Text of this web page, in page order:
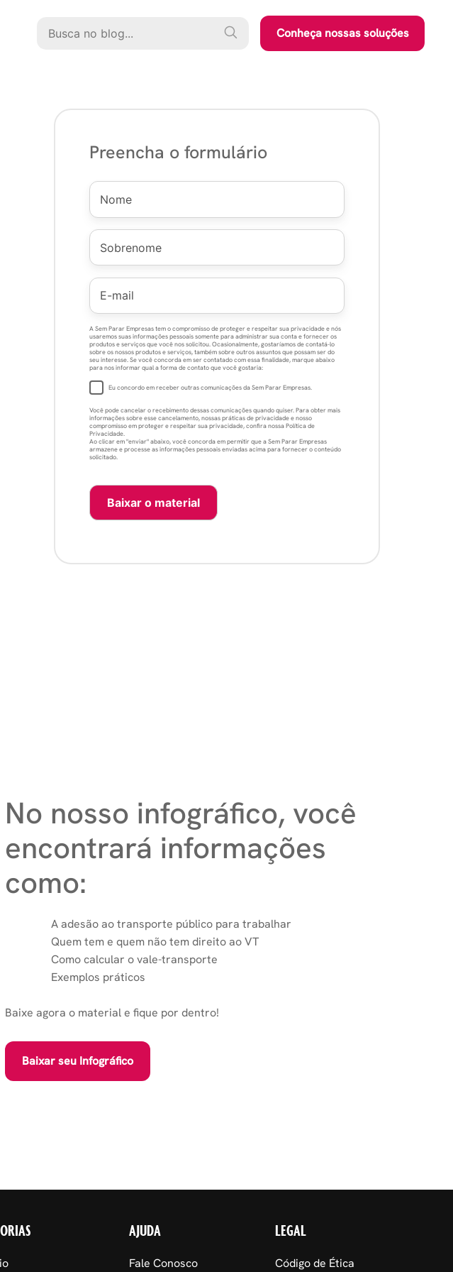
Conheça nossas soluções
A Sem Parar Empresas tem o compromisso de proteger e respeitar sua privacidade e nós
usaremos suas informações pessoais somente para administrar sua conta e fornecer os
produtos e serviços que você nos solicitou. Ocasionalmente, gostaríamos de contatá-lo
sobre os nossos produtos e serviços, também sobre outros assuntos que possam ser do
seu interesse. Se você concorda em ser contatado com essa finalidade, marque abaixo
para nos informar qual a forma de contato que você gostaria:
Eu concordo em receber outras comunicações da Sem Parar Empresas.
Você pode cancelar o recebimento dessas comunicações quando quiser. Para obter mais
informações sobre esse cancelamento, nossas práticas de privacidade e nosso
compromisso em proteger e respeitar sua privacidade, confira nossa Política de
Privacidade.
Ao clicar em "enviar" abaixo, você concorda em permitir que a Sem Parar Empresas
armazene e processe as informações pessoais enviadas acima para fornecer o conteúdo
solicitado.
No nosso infográfico, você
encontrará informações
como:
A adesão ao transporte público para trabalhar
Quem tem e quem não tem direito ao VT
Como calcular o vale-transporte
Exemplos práticos
Baixe agora o material e fique por dentro!
Baixar seu Infográfico
AJUDA
Fale Conosco
LEGAL
Código de Ética